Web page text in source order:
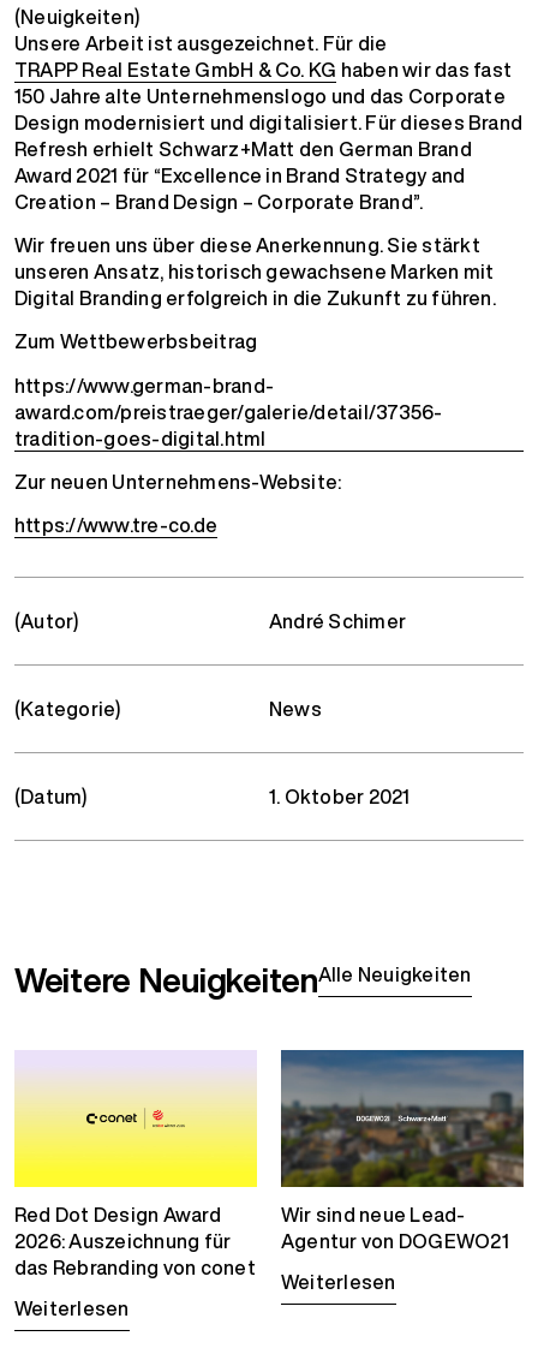
(Neuigkeiten)
Unsere Arbeit ist ausgezeichnet. Für die
TRAPP Real Estate GmbH & Co. KG haben wir das fast
150 Jahre alte Unternehmenslogo und das Corporate
Design modernisiert und digitalisiert. Für dieses Brand
Refresh erhielt Schwarz+Matt den German Brand
Award 2021 für “Excellence in Brand Strategy and
Creation – Brand Design – Corporate Brand”.
Wir freuen uns über diese Anerkennung. Sie stärkt
unseren Ansatz, historisch gewachsene Marken mit
Digital Branding erfolgreich in die Zukunft zu führen.
Zum Wettbewerbsbeitrag
https://www.german-brand-
award.com/preistraeger/galerie/detail/37356-
tradition-goes-digital.html
Zur neuen Unternehmens-Website:
https://www.tre-co.de
(Autor) André Schimer
(Kategorie) News
(Datum) 1. Oktober 2021
Weitere NeuigkeitenAlle Neuigkeiten
Red Dot Design Award
2026: Auszeichnung für
das Rebranding von conet
Weiterlesen
Wir sind neue Lead-
Agentur von DOGEWO21
Weiterlesen